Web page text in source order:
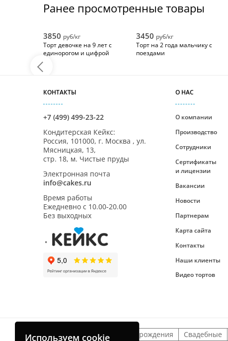
Ранее просмотренные товары
3850 руб/кг
Торт девочке на 9 лет с
единорогом и цифрой
3450 руб/кг
Торт на 2 года мальчику с
поездами
КОНТАКТЫ
+7 (499) 499-23-22
Кондитерская Кейкс:
Россия, 101000, г. Москва , ул.
Мясницкая, 13,
стр. 18, м. Чистые пруды
Электронная почта
info@cakes.ru
Время работы
Ежедневно с 10.00-20.00
Без выходных
О НАС
О компании
Производство
Сотрудники
Сертификаты
и лицензии
Вакансии
Новости
Партнерам
Карта сайта
Контакты
Наши клиенты
Видео тортов
Детские торты На день рождения Свадебные
Используем cookie